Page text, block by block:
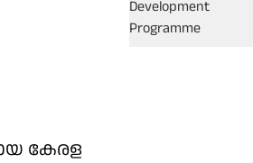
കേരള